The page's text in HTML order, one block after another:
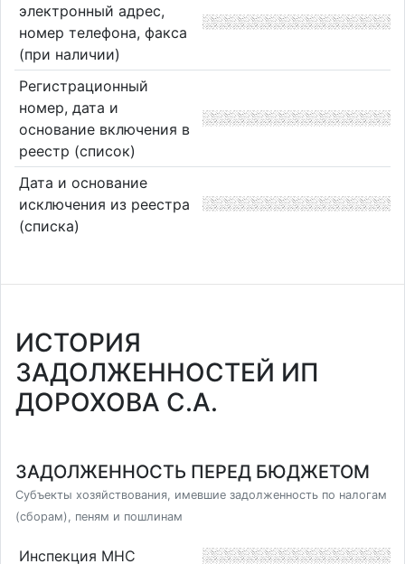
электронный адрес,
номер телефона, факса
(при наличии)
Регистрационный
номер, дата и
основание включения в
реестр (список)
Дата и основание
исключения из реестра
(списка)
ИСТОРИЯ
ЗАДОЛЖЕННОСТЕЙ ИП
ДОРОХОВА С.А.
ЗАДОЛЖЕННОСТЬ ПЕРЕД БЮДЖЕТОМ
Субъекты хозяйствования, имевшие задолженность по налогам
(сборам), пеням и пошлинам
Инспекция МНС